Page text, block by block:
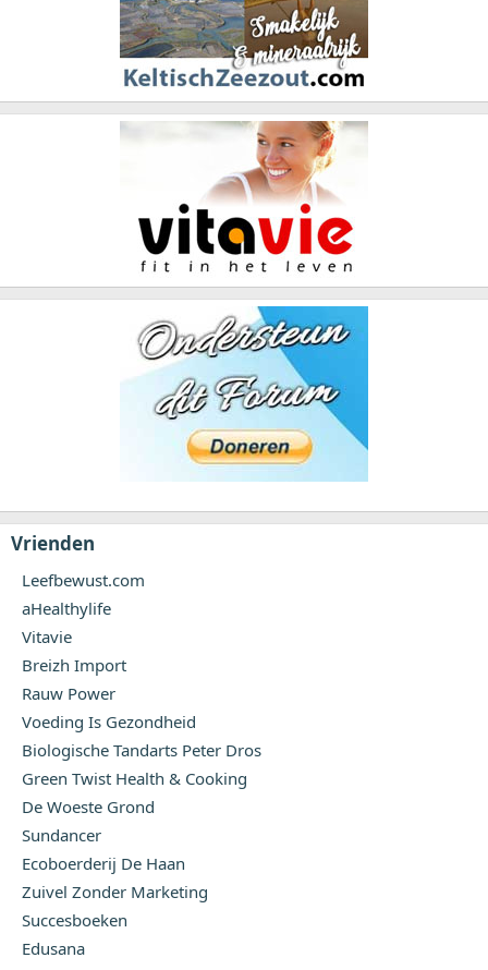
Vrienden
Leefbewust.com
aHealthylife
Vitavie
Breizh Import
Rauw Power
Voeding Is Gezondheid
Biologische Tandarts Peter Dros
Green Twist Health & Cooking
De Woeste Grond
Sundancer
Ecoboerderij De Haan
Zuivel Zonder Marketing
Succesboeken
Edusana